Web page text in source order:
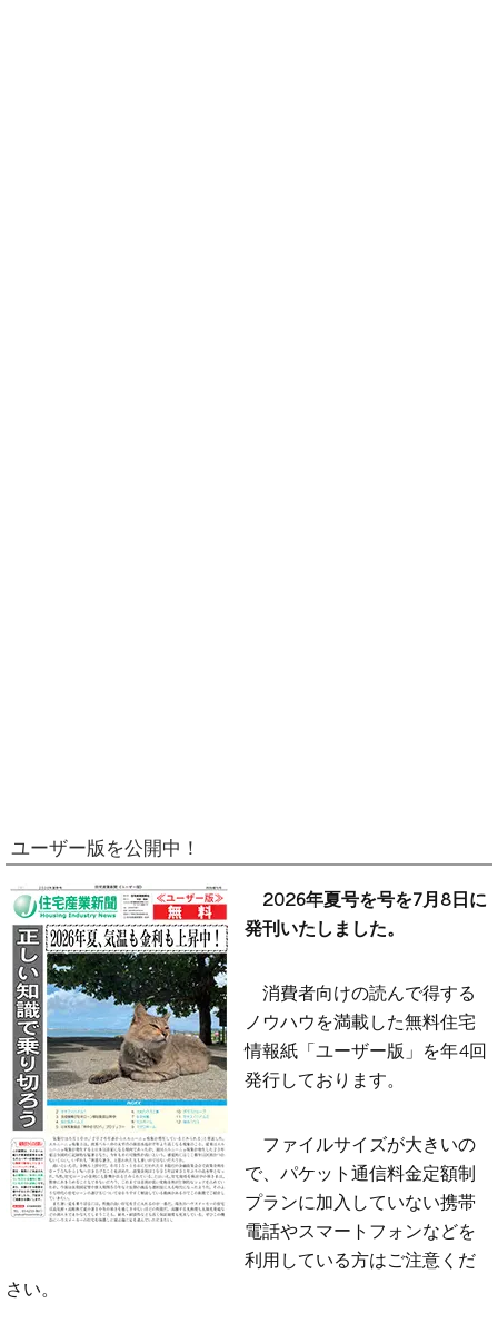
ユーザー版を公開中！
2026年夏号を号を7月8日に
発刊いたしました。
消費者向けの読んで得する
ノウハウを満載した無料住宅
情報紙「ユーザー版」を年4回
発行しております。
ファイルサイズが大きいの
で、パケット通信料金定額制
プランに加入していない携帯
電話やスマートフォンなどを
利用している方はご注意くだ
さい。